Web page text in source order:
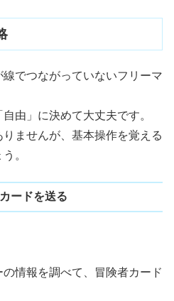
でつながっていないフリーマ
由」に決めて大丈夫です。
ませんが、基本操作を覚える
。
ードを送る
情報を調べて、冒険者カード